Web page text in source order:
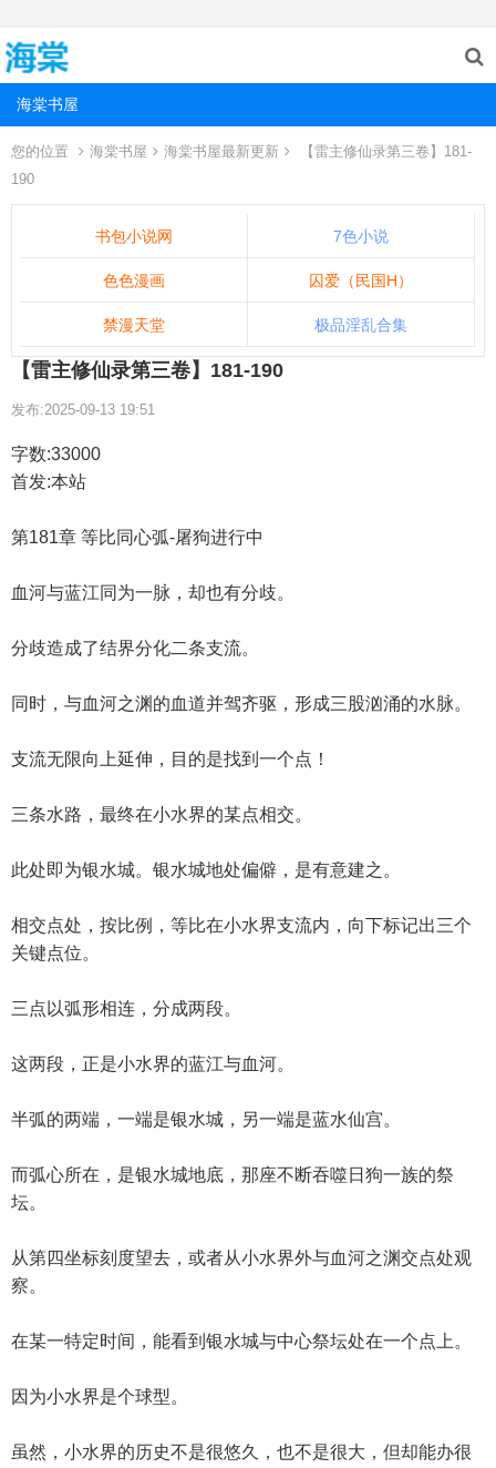
海棠书屋
您的位置 海棠书屋 海棠书屋最新更新
【雷主修仙录第三卷】181-
190
书包小说网 7色小说
色色漫画 囚爱（民国H）
禁漫天堂 极品淫乱合集
【雷主修仙录第三卷】181-190
发布:2025-09-13 19:51
字数:33000
首发:本站
第181章 等比同心弧-屠狗进行中
血河与蓝江同为一脉，却也有分歧。
分歧造成了结界分化二条支流。
同时，与血河之渊的血道并驾齐驱，形成三股汹涌的水脉。
支流无限向上延伸，目的是找到一个点！
三条水路，最终在小水界的某点相交。
此处即为银水城。银水城地处偏僻，是有意建之。
相交点处，按比例，等比在小水界支流内，向下标记出三个
关键点位。
三点以弧形相连，分成两段。
这两段，正是小水界的蓝江与血河。
半弧的两端，一端是银水城，另一端是蓝水仙宫。
而弧心所在，是银水城地底，那座不断吞噬日狗一族的祭
坛。
从第四坐标刻度望去，或者从小水界外与血河之渊交点处观
察。
在某一特定时间，能看到银水城与中心祭坛处在一个点上。
因为小水界是个球型。
虽然，小水界的历史不是很悠久，也不是很大，但却能办很